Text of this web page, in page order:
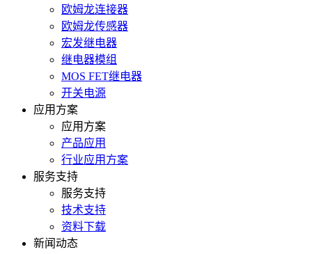
欧姆龙连接器
欧姆龙传感器
宏发继电器
继电器模组
MOS FET继电器
开关电源
应用方案
应用方案
产品应用
行业应用方案
服务支持
服务支持
技术支持
资料下载
新闻动态